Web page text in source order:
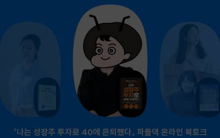
『나는 성장주 투자로 40에 은퇴했다』 파돌댁 온라인 북토크